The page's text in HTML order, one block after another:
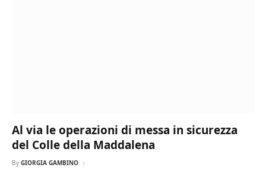
Al via le operazioni di messa in sicurezza
del Colle della Maddalena
By GIORGIA GAMBINO